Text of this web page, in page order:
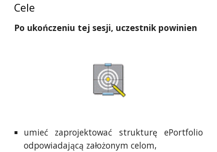
Cele
Po ukończeniu tej sesji, uczestnik powinien
umieć zaprojektować strukturę ePortfolio
odpowiadającą założonym celom,